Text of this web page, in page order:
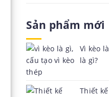
Sản phẩm mới
Vì kèo
là gì?
Thiết